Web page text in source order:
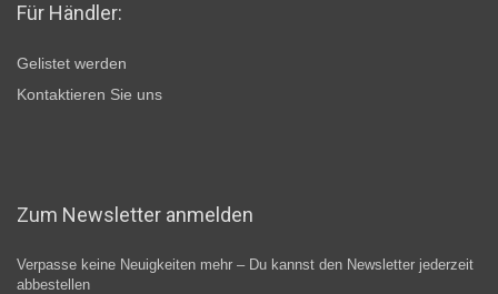
Für Händler:
Gelistet werden
Kontaktieren Sie uns
Zum Newsletter anmelden
Verpasse keine Neuigkeiten mehr – Du kannst den Newsletter jederzeit
abbestellen